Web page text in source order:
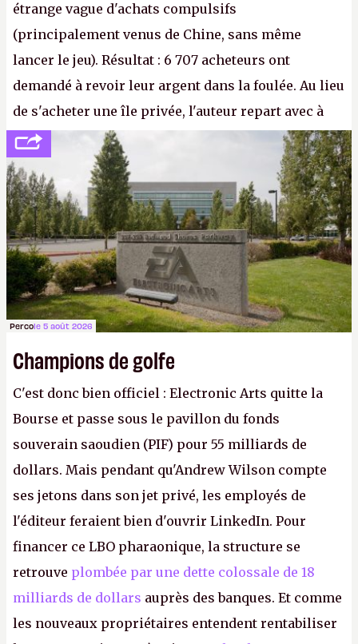
étrange vague d'achats compulsifs
(principalement venus de Chine, sans même
lancer le jeu). Résultat : 6 707 acheteurs ont
demandé à revoir leur argent dans la foulée. Au lieu
de s'acheter une île privée, l'auteur repart avec à
peine 2 000 dollars en poche. C'est toujours plus
cher payé que le temps passé à dev, mais ça
apprendra aux petits malins qu'on ne braque pas
Gabe Newell aussi facilement.P.
Percole 5 août 2026
Champions de golfe
C'est donc bien officiel : Electronic Arts quitte la
Bourse et passe sous le pavillon du fonds
souverain saoudien (PIF) pour 55 milliards de
dollars. Mais pendant qu'Andrew Wilson compte
ses jetons dans son jet privé, les employés de
l'éditeur feraient bien d'ouvrir LinkedIn. Pour
financer ce LBO pharaonique, la structure se
retrouve plombée par une dette colossale de 18
milliards de dollars auprès des banques. Et comme
les nouveaux propriétaires entendent rentabiliser